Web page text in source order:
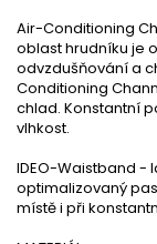
Air-Conditioning
oblast hrudníku je
odvzdušňování a
Conditioning
chlad. Konstantní
vlhkost.
IDEO-Waistband -
optimalizovaný
místě i při